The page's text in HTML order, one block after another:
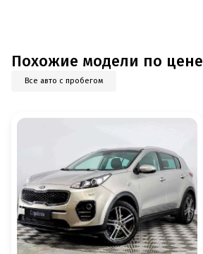
Похожие модели по цене
Все авто с пробегом